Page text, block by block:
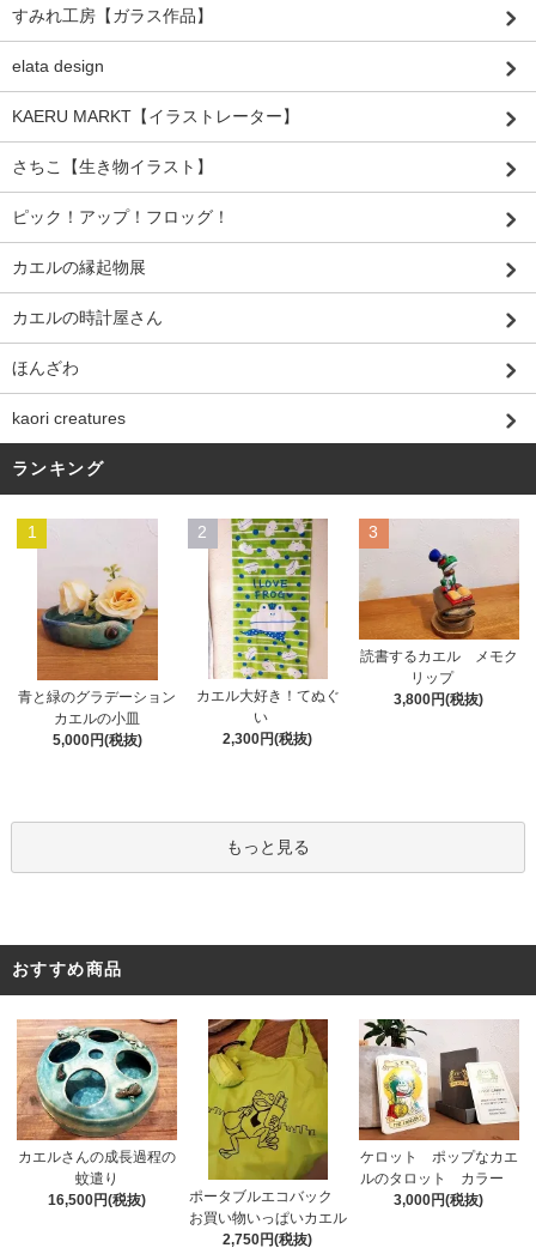
すみれ工房【ガラス作品】
elata design
KAERU MARKT【イラストレーター】
さちこ【生き物イラスト】
ピック！アップ！フロッグ！
カエルの縁起物展
カエルの時計屋さん
ほんざわ
kaori creatures
ランキング
1
青と緑のグラデーション
カエルの小皿
5,000円(税抜)
2
カエル大好き！てぬぐ
い
2,300円(税抜)
3
読書するカエル メモク
リップ
3,800円(税抜)
もっと見る
おすすめ商品
カエルさんの成長過程の
蚊遣り
16,500円(税抜)
ポータブルエコバック
お買い物いっぱいカエル
2,750円(税抜)
ケロット ポップなカエ
ルのタロット カラー
3,000円(税抜)